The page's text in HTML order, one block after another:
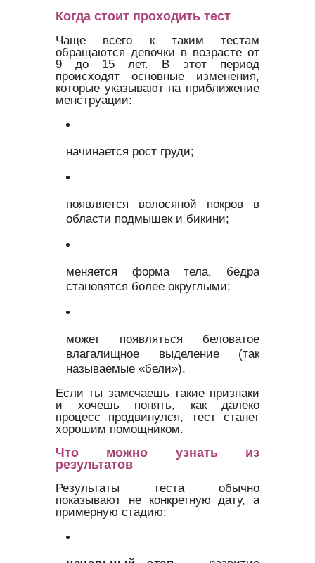
Когда стоит проходить тест
Чаще всего к таким тестам
обращаются девочки в возрасте от
9 до 15 лет. В этот период
происходят основные изменения,
которые указывают на приближение
менструации:
начинается рост груди;
появляется волосяной покров в
области подмышек и бикини;
меняется форма тела, бёдра
становятся более округлыми;
может появляться беловатое
влагалищное выделение (так
называемые «бели»).
Если ты замечаешь такие признаки
и хочешь понять, как далеко
процесс продвинулся, тест станет
хорошим помощником.
Что можно узнать из
результатов
Результаты теста обычно
показывают не конкретную дату, а
примерную стадию: